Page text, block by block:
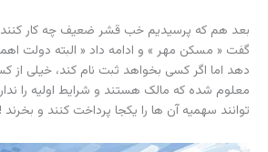
بعد هم که پرسیدیم خب قشر ضعیف چه کار کنند
گفت « مسکن مهر » و ادامه داد « البته دولت
دهد اما اگر کسی بخواهد ثبت نام کند، خیلی از
معلوم شده که مالک هستند و شرایط اولیه را
توانند سهمیه آن ها را یکجا پرداخت کنند و بخرند